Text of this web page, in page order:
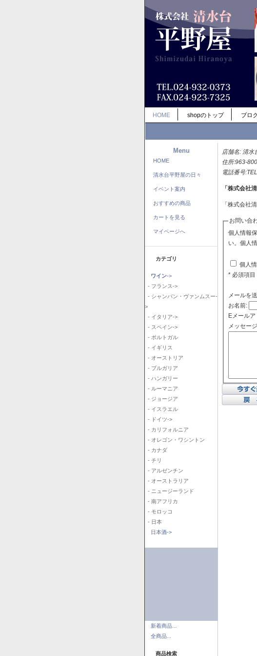
HOME shopのトップ ブロ
Menu
HOME
清水台平野屋の日々
イベント案内
おすすめの商品
カートを見る
マイページへ
カテゴリ
ワイン->
- フランス->
- シャンパン・ヴァンムスー-
>
- イタリア->
- スペイン->
- ポルトガル
- イギリス
- オーストリア
- ブルガリア
- ハンガリー
- ルーマニア
- ジョージア
- イスラエル
- ドイツ->
- カリフォルニア
- オレゴン・ワシントン
- カナダ
- チリ
- アルゼンチン
- オーストラリア
- ニュージーランド
- 南アフリカ
- モロッコ
- 日本
日本酒->
新着商品...
全商品...
商品検索
店舗名: 清水
住所:963-
電話番号
「株式会社
「株式会社
お問い合
個人情報保護方針 弊社の個人情報保護方針に同意される場
い。個人
個人
* 必須項目
メールを
お名前:
Eメール
メッセー